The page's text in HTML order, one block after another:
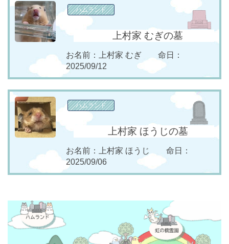
ハムランド
上村家 むぎの墓
お名前：上村家 むぎ 命日：
2025/09/12
ハムランド
上村家 ほうじの墓
お名前：上村家 ほうじ 命日：
2025/09/06